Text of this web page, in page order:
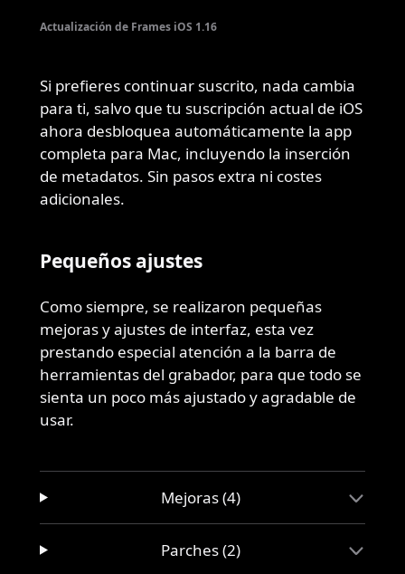
Actualización de Frames iOS 1.16
Si prefieres continuar suscrito, nada cambia
para ti, salvo que tu suscripción actual de iOS
ahora desbloquea automáticamente la app
completa para Mac, incluyendo la inserción
de metadatos. Sin pasos extra ni costes
adicionales.
Pequeños ajustes
Como siempre, se realizaron pequeñas
mejoras y ajustes de interfaz, esta vez
prestando especial atención a la barra de
herramientas del grabador, para que todo se
sienta un poco más ajustado y agradable de
usar.
Mejoras (4)
Parches (2)